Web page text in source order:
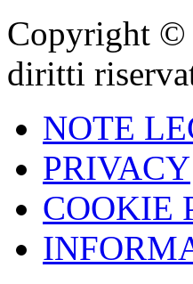
Copyright ©
diritti
NOTE
PRIVACY
COOKIE